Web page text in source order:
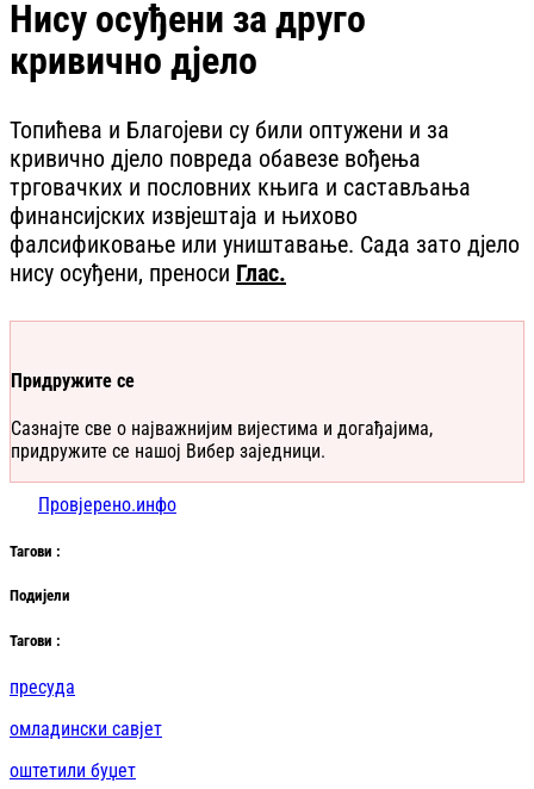
Нису осуђени за друго
кривично дјело
Топићева и Благојеви су били оптужени и за
кривично дјело повреда обавезе вођења
трговачких и пословних књига и састављања
финансијских извјештаја и њихово
фалсификовање или уништавање. Сада зато дјело
нису осуђени, преноси Глас.
Придружите се
Сазнајте све о најважнијим вијестима и догађајима,
придружите се нашој Вибер заједници.
Провјерено.инфо
Тагови :
Подијели
Тагови :
пресуда
омладински савјет
оштетили буџет